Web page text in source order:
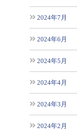
2024年7月
2024年6月
2024年5月
2024年4月
2024年3月
2024年2月